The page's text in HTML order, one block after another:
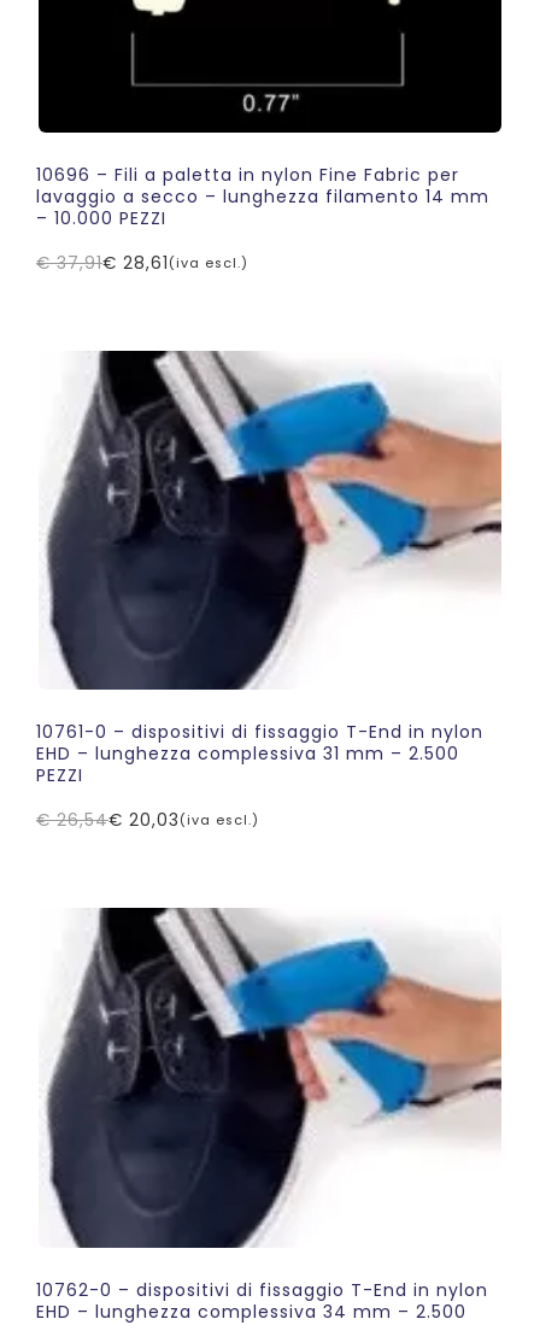
10696 – Fili a paletta in nylon Fine Fabric per
lavaggio a secco – lunghezza filamento 14 mm
– 10.000 PEZZI
€37,91
Il
€ 37,91.
€ 28,61
Il
€ 28,61.
(iva escl.)
10761-0 – dispositivi di fissaggio T-End in nylon
EHD – lunghezza complessiva 31 mm – 2.500
PEZZI
€26,54
Il
€ 26,54.
€ 20,03
Il
€ 20,03.
(iva escl.)
10762-0 – dispositivi di fissaggio T-End in nylon
EHD – lunghezza complessiva 34 mm – 2.500